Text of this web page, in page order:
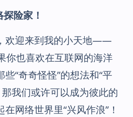
险家！
，欢迎来到我的小天地——
你也喜欢在互联网的海洋
些“奇奇怪怪”的想法和“平
我们或许可以成为彼此的
在网络世界里“兴风作浪”！